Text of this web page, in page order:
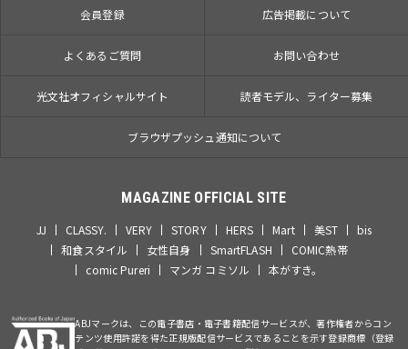
会員登録 広告掲載について
よくあるご質問 お問い合わせ
光文社オフィシャルサイト 読者モデル、ライター募集
ブラウザプッシュ通知について
MAGAZINE OFFICIAL SITE
JJ CLASSY. VERY STORY HERS Mart 美ST
bis
和食スタイル
女性自身 SmartFLASH
COMIC熱帯
comic Pureri
マンガ コミソル 本がすき。
ABJマークは、この電子書店・電子書籍配信サービスが、著作権者からコン
テンツ使用許諾を得た正規版配信サービスであることを示す登録商標（登録